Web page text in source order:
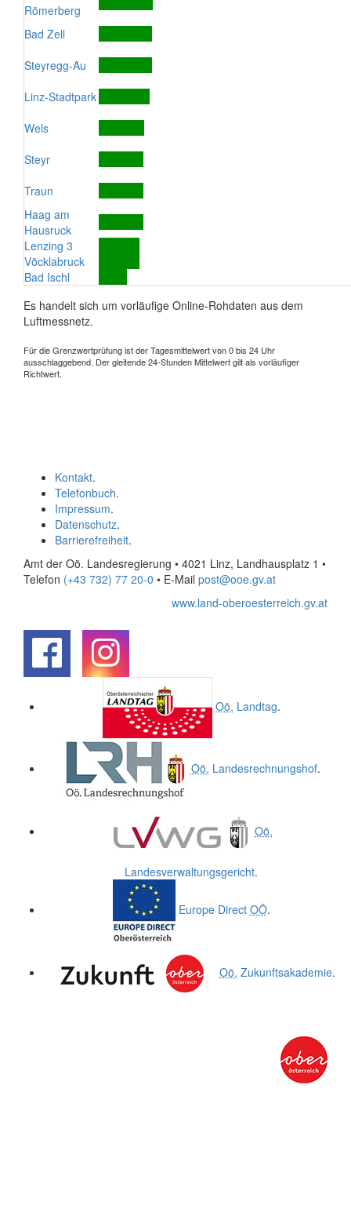
Römerberg
Bad Zell
Steyregg-Au
Linz-Stadtpark
Wels
Steyr
Traun
Haag am
Hausruck
Lenzing 3
Vöcklabruck
Bad Ischl
Es handelt sich um vorläufige Online-Rohdaten aus dem
Luftmessnetz.
Für die Grenzwertprüfung ist der Tagesmittelwert von 0 bis 24 Uhr
ausschlaggebend. Der gleitende 24-Stunden Mittelwert gilt als vorläufiger
Richtwert.
Kontakt.
Telefonbuch.
Impressum.
Datenschutz.
Barrierefreiheit.
Amt der Oö. Landesregierung • 4021 Linz, Landhausplatz 1 •
Telefon (+43 732) 77 20-0 • E-Mail post@ooe.gv.at
www.land-oberoesterreich.gv.at
Oö. Landtag.
Oö. Landesrechnungshof.
Oö.
Landesverwaltungsgericht.
Europe Direct OÖ.
Oö. Zukunftsakademie.